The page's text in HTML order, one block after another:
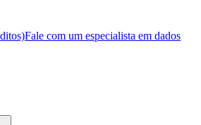
Fale com um especialista em dados